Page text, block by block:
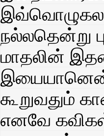
நல்லதென்று
மாதலின்
கூறுவதும்
எனவே